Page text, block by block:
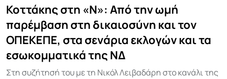
Κοττάκης στη «Ν»: Από την ωμή
παρέμβαση στη δικαιοσύνη και τον
ΟΠΕΚΕΠΕ, στα σενάρια εκλογών και τα
εσωκομματικά της ΝΔ
Στη συζήτησή του με τη Νικόλ Λειβαδάρη στο κανάλι της